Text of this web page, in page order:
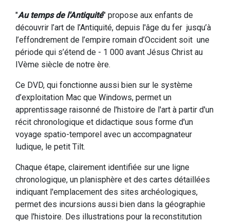
"Au temps de l'Antiquité" propose aux enfants de
découvrir l’art de l’Antiquité, depuis l'âge du fer jusqu’à
l’effondrement de l’empire romain d’Occident soit une
période qui s’étend de - 1 000 avant Jésus Christ au
IVème siècle de notre ère.
Ce DVD, qui fonctionne aussi bien sur le système
d’exploitation Mac que Windows, permet un
apprentissage raisonné de l'histoire de l'art à partir d'un
récit chronologique et didactique sous forme d'un
voyage spatio-temporel avec un accompagnateur
ludique, le petit Tilt.
Chaque étape, clairement identifiée sur une ligne
chronologique, un planisphère et des cartes détaillées
indiquant l'emplacement des sites archéologiques,
permet des incursions aussi bien dans la géographie
que l'histoire. Des illustrations pour la reconstitution